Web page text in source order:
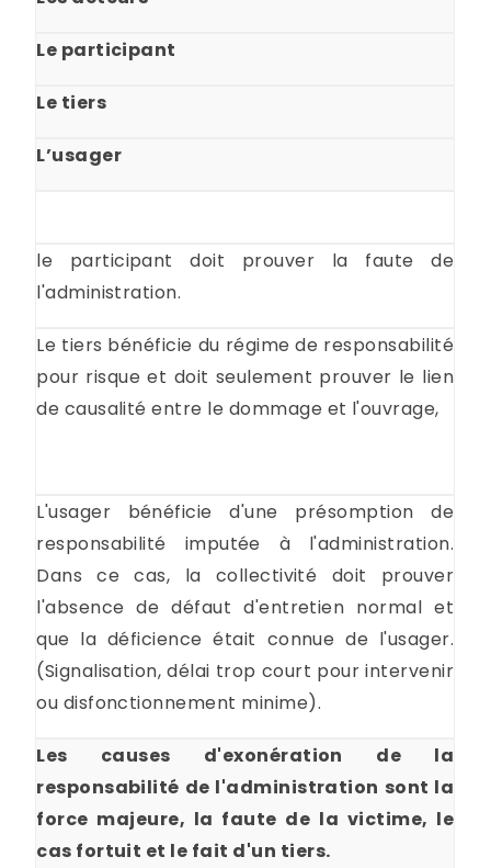
Le participant
Le tiers
L’usager
le participant doit prouver la faute de
l'administration.
Le tiers bénéficie du régime de responsabilité
pour risque et doit seulement prouver le lien
de causalité entre le dommage et l'ouvrage,
L'usager bénéficie d'une présomption de
responsabilité imputée à l'administration.
Dans ce cas, la collectivité doit prouver
l'absence de défaut d'entretien normal et
que la déficience était connue de l'usager.
(Signalisation, délai trop court pour intervenir
ou disfonctionnement minime).
Les causes d'exonération de la
responsabilité de l'administration sont la
force majeure, la faute de la victime, le
cas fortuit et le fait d'un tiers.